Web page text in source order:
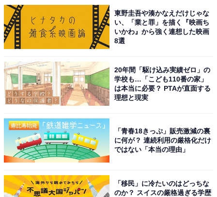
東野圭吾や湊かなえだけじゃな
い、「業と罪」を描く『映画ち
いかわ』から強く連想した映画
8選
20年間「駆け込み実績ゼロ」の
学校も…「こども110番の家」
は本当に必要？ PTAが直面する
理想と現実
「青春18きっぷ」販売激減の裏
に何が？ 連続利用の厳格化だけ
ではない「本当の理由」
「移民」に冷たいのはどっちな
のか？ スイスの厳格過ぎる学歴